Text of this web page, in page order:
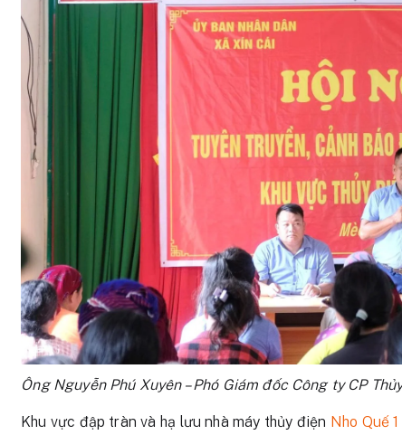
Ông Nguyễn Phú Xuyên – Phó Giám đốc Công ty CP
Khu vực đập tràn và hạ lưu nhà máy thủy điện Nho Quế 1